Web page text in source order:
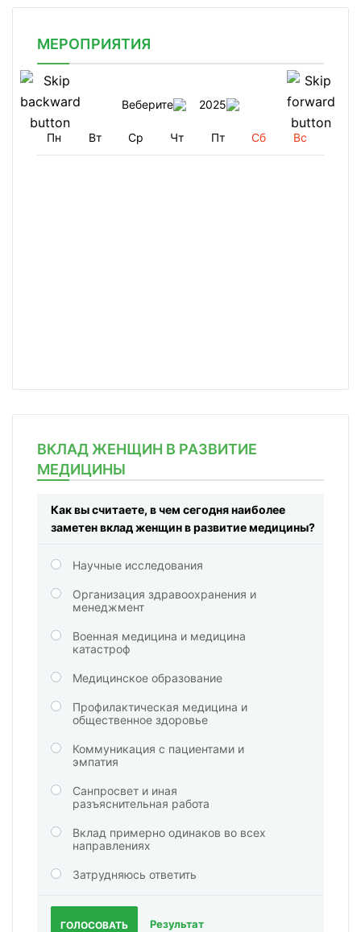
МЕРОПРИЯТИЯ
Веберите 2025
Пн Вт Ср Чт Пт Сб Вс
ВКЛАД ЖЕНЩИН В РАЗВИТИЕ
МЕДИЦИНЫ
Как вы считаете, в чем сегодня наиболее
заметен вклад женщин в развитие медицины?
Научные исследования
Организация здравоохранения и
менеджмент
Военная медицина и медицина
катастроф
Медицинское образование
Профилактическая медицина и
общественное здоровье
Коммуникация с пациентами и
эмпатия
Санпросвет и иная
разъяснительная работа
Вклад примерно одинаков во всех
направлениях
Затрудняюсь ответить
ГОЛОСОВАТЬ Результат